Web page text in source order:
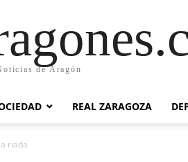
de Aragón
REAL ZARAGOZA
riada